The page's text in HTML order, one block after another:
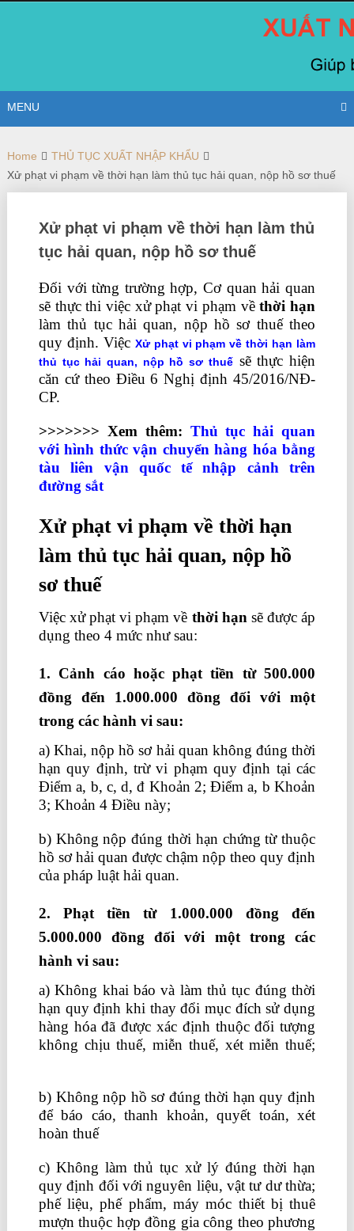
MENU
Home
THỦ TỤC XUẤT NHẬP KHẨU
Xử phạt vi phạm về thời hạn làm thủ tục hải quan, nộp hồ sơ thuế
Xử phạt vi phạm về thời hạn làm thủ
tục hải quan, nộp hồ sơ thuế
Đối với từng trường hợp, Cơ quan hải quan
sẽ thực thi việc xử phạt vi phạm vềthời hạn
làm thủ tục hải quan, nộp hồ sơ thuế theo
quy định. Việc Xử phạt vi phạm về thời hạn làm
thủ tục hải quan, nộp hồ sơ thuếsẽ thực hiện
căn cứ theo Điều 6 Nghị định 45/2016/NĐ-
CP.
>>>>>>> Xem thêm: Thủ tục hải quan
với hình thức vận chuyển hàng hóa bằng
tàu liên vận quốc tế nhập cảnh trên
đường sắt
Xử phạt vi phạm về thời hạn
làm thủ tục hải quan, nộp hồ
sơ thuế
Việc xử phạt vi phạm về thời hạn sẽ được áp
dụng theo 4 mức như sau:
1. Cảnh cáo hoặc phạt tiền từ 500.000
đồng đến 1.000.000 đồng đối với một
trong các hành vi sau:
a) Khai, nộp hồ sơ hải quan không đúng thời
hạn quy định, trừ vi phạm quy định tại các
Điểm a, b, c, d, đ Khoản 2; Điểm a, b Khoản
3; Khoản 4 Điều này;
b) Không nộp đúng thời hạn chứng từ thuộc
hồ sơ hải quan được chậm nộp theo quy định
của pháp luật hải quan.
2. Phạt tiền từ 1.000.000 đồng đến
5.000.000 đồng đối với một trong các
hành vi sau:
a) Không khai báo và làm thủ tục đúng thời
hạn quy định khi thay đổi mục đích sử dụng
hàng hóa đã được xác định thuộc đối tượng
không chịu thuế, miễn thuế, xét miễn thuế;
b) Không nộp hồ sơ đúng thời hạn quy định
để báo cáo, thanh khoản, quyết toán, xét
hoàn thuế
c) Không làm thủ tục xử lý đúng thời hạn
quy định đối với nguyên liệu, vật tư dư thừa;
phế liệu, phế phẩm, máy móc thiết bị thuê
mượn thuộc hợp đồng gia công theo phương